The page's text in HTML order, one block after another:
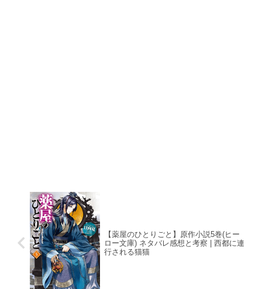
【薬屋のひとりごと】原作小説5巻(ヒー
ロー文庫) ネタバレ感想と考察 | 西都に連
行される猫猫